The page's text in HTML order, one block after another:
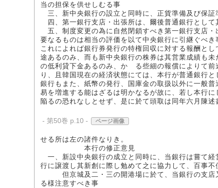
当の担保を供せしむる事
三、新中央銀行の設立と同時に、正貨準備及び保
四、第一銀行支店・出張所は、爾後普通銀行として
五、制度変更の為に自然閉鎖すべき第一銀行支店
要なるものは相当の評価を以て中央銀行に引継ぐべき
これによれば銀行券発行の特権回収に対する報酬と
途あるのみ、而も新中央銀行の株券は其営業成績も
の低利貸下金あるのみ、かゝる些細の報償によりて
り、且韓国現在の経済状態にては、本行が普通銀行
銀行もまた、紙幣の発行、国庫金の取扱以外に一般
易を増進する能はざるは明かなるが故に、若し本行
陥るの恐れなしとせず、是に於て頭取は同年六月陳
- 第50巻 p.10 - ページ画像
せる所は左の諸件なりき。
本行の修正意見
一、新設中央銀行の成立と同時に、当銀行は嘗て
行に譲渡し其新創に際し勉めて之に協力して、百事不
但京城及二・三の開港場に於て、当銀行の支店又
る様注意すべき事